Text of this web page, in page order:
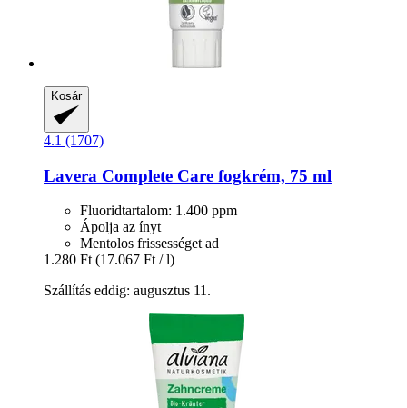
Kosár
4.1 (1707)
Lavera Complete Care fogkrém, 75 ml
Fluoridtartalom: 1.400 ppm
Ápolja az ínyt
Mentolos frissességet ad
1.280 Ft (17.067 Ft / l)
Szállítás eddig: augusztus 11.